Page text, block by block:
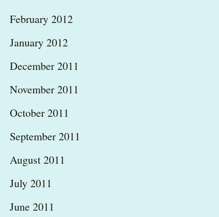
February 2012
January 2012
December 2011
November 2011
October 2011
September 2011
August 2011
July 2011
June 2011